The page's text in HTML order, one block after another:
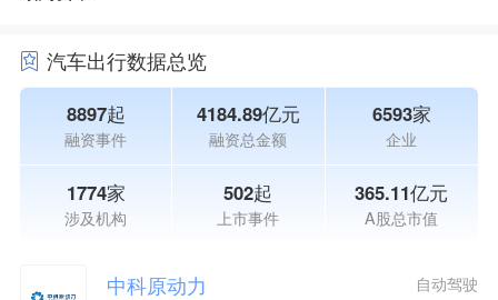
汽车出行数据总览
8897起
融资事件
4184.89亿元
融资总金额
6593家
企业
1774家
涉及机构
502起
上市事件
365.11亿元
A股总市值
中科原动力 自动驾驶